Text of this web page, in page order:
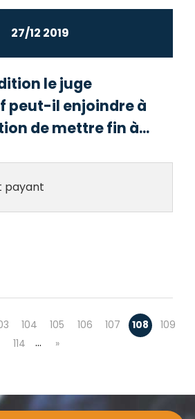
27/12 2019
le juge
peut-il enjoindre à
de mettre fin à...
payant
104 105 106 107 108
109
114 … »